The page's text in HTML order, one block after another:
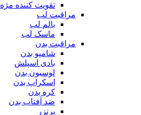
تقویت کننده مژه
مراقبت لب
بالم لب
ماسک لب
مراقبت بدن
شامپو بدن
بادی اسپلش
لوسیون بدن
اسکراپ بدن
کره بدن
ضد آفتاب بدن
برنزر